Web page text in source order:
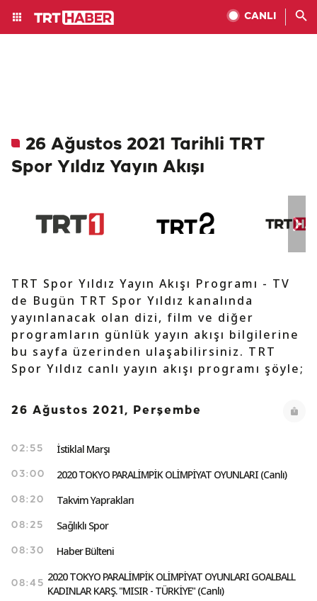
CANLI
26 Ağustos 2021 Tarihli TRT
Spor Yıldız Yayın Akışı
TRT Spor Yıldız Yayın Akışı Programı - TV
de Bugün TRT Spor Yıldız kanalında
yayınlanacak olan dizi, film ve diğer
programların günlük yayın akışı bilgilerine
bu sayfa üzerinden ulaşabilirsiniz. TRT
Spor Yıldız canlı yayın akışı programı şöyle;
26 Ağustos 2021, Perşembe
02:55 İstiklal Marşı
03:00 2020 TOKYO PARALİMPİK OLİMPİYAT OYUNLARI (Canlı)
08:20 Takvim Yaprakları
08:25 Sağlıklı Spor
08:30 Haber Bülteni
08:45
2020 TOKYO PARALİMPİK OLİMPİYAT OYUNLARI GOALBALL
KADINLAR KARŞ. "MISIR - TÜRKİYE" (Canlı)